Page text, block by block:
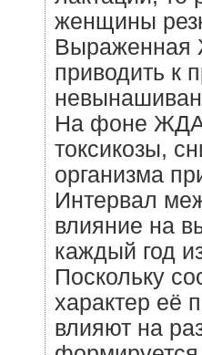
женщины
Выраженная
приводить к
На фоне ЖДА
токсикозы,
организма
Интервал
влияние на
каждый год
Поскольку
характер её
влияют на